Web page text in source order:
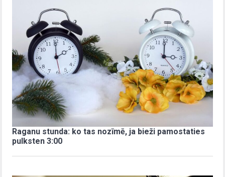
Raganu stunda: ko tas nozīmē, ja bieži pamostaties
pulksten 3:00